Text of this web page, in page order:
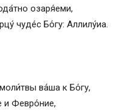
озаря́еми,
чуде́с Бо́гу: Аллилу́иа.
ва́ша к Бо́гу,
и Февро́ние,